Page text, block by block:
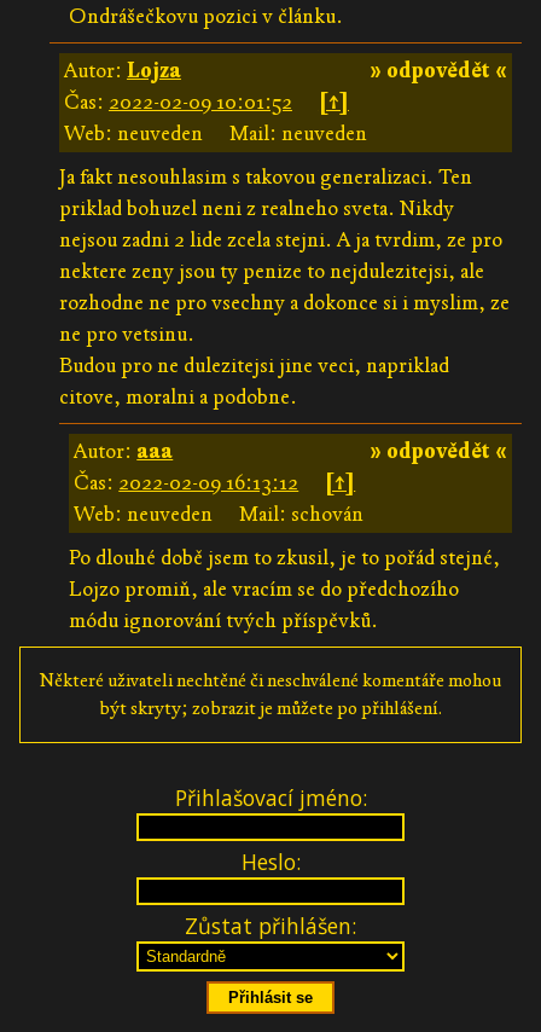
Ondrášečkovu pozici v článku.
» odpovědět «
Autor: Lojza
Čas: 2022-02-09 10:01:52
[↑]
Web: neuveden
Mail: neuveden
Ja fakt nesouhlasim s takovou generalizaci. Ten
priklad bohuzel neni z realneho sveta. Nikdy
nejsou zadni 2 lide zcela stejni. A ja tvrdim, ze pro
nektere zeny jsou ty penize to nejdulezitejsi, ale
rozhodne ne pro vsechny a dokonce si i myslim, ze
ne pro vetsinu.
Budou pro ne dulezitejsi jine veci, napriklad
citove, moralni a podobne.
» odpovědět «
Autor: aaa
Čas: 2022-02-09 16:13:12
[↑]
Web: neuveden
Mail: schován
Po dlouhé době jsem to zkusil, je to pořád stejné,
Lojzo promiň, ale vracím se do předchozího
módu ignorování tvých příspěvků.
Některé uživateli nechtěné či neschválené komentáře mohou
být skryty; zobrazit je můžete po přihlášení.
Přihlašovací jméno:
Heslo:
Zůstat přihlášen: